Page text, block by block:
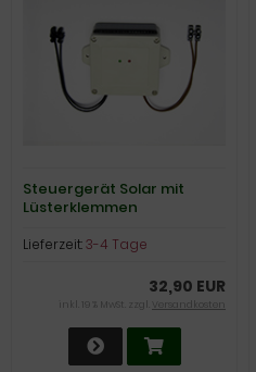
Steuergerät Solar mit
Lüsterklemmen
Lieferzeit:3-4 Tage
32,90 EUR
inkl. 19 % MwSt. zzgl. Versandkosten